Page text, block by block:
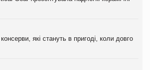
які стануть в пригоді, коли довго